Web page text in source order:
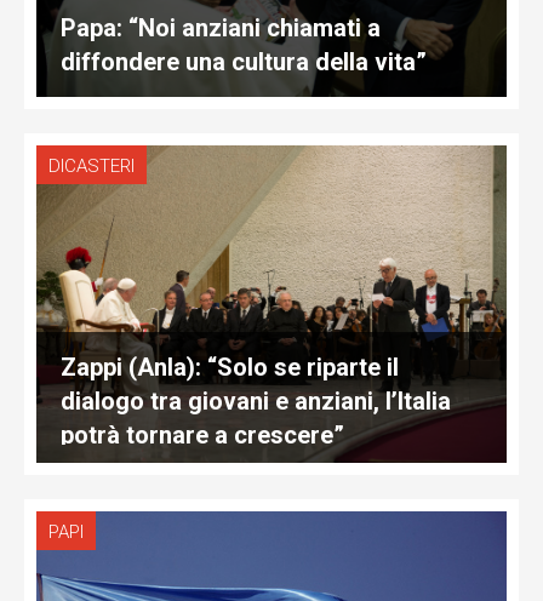
Papa: “Noi anziani chiamati a
diffondere una cultura della vita”
DICASTERI
Zappi (Anla): “Solo se riparte il
dialogo tra giovani e anziani, l’Italia
potrà tornare a crescere”
PAPI